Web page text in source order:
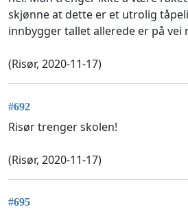
skjønne at dette er et utrolig
innbygger tallet allerede er på vei
(Risør, 2020-11-17)
#692
Risør trenger skolen!
(Risør, 2020-11-17)
#695